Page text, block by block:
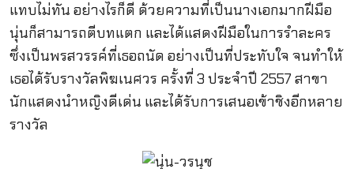
แทบไม่ทัน อย่างไรก็ดี ด้วยความที่เป็นนางเอกมากฝีมือ
นุ่นก็สามารถตีบทแตก และได้แสดงฝีมือในการรำละคร
ซึ่งเป็นพรสวรรค์ที่เธอถนัด อย่างเป็นที่ประทับใจ จนทำให้
เธอได้รับรางวัลพิฆเนศวร ครั้งที่ 3 ประจำปี 2557 สาขา
นักแสดงนำหญิงดีเด่น และได้รับการเสนอเข้าชิงอีกหลาย
รางวัล